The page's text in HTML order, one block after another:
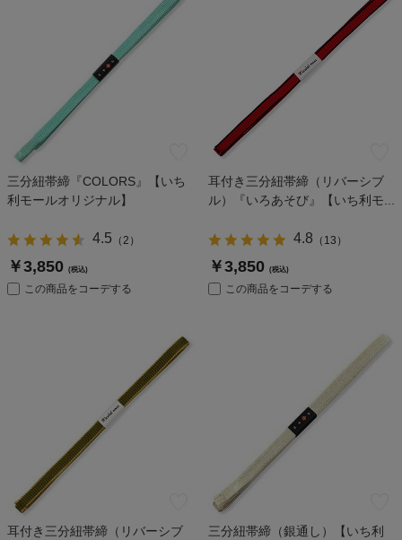
三分紐帯締『COLORS』【いち
利モールオリジナル】
4.5 （2 ）
￥3,850 (税込)
この商品をコーデする
耳付き三分紐帯締（リバーシブ
ル）『いろあそび』【いち利モ...
4.8 （ 13 ）
￥3,850 (税込)
この商品をコーデする
耳付き三分紐帯締（リバーシブ
三分紐帯締（銀通し）【いち利